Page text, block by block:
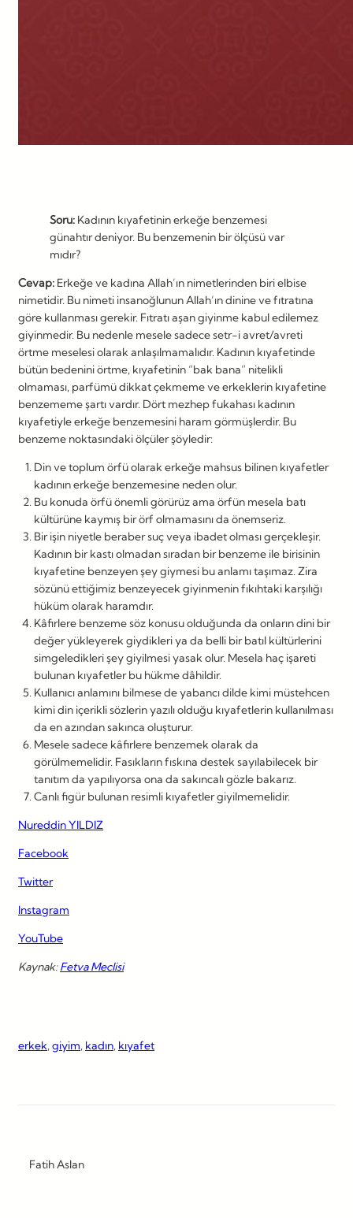
Soru: Kadının kıyafetinin erkeğe benzemesi
günahtır deniyor. Bu benzemenin bir ölçüsü var
mıdır?
Cevap: Erkeğe ve kadına Allah’ın nimetlerinden biri elbise
nimetidir. Bu nimeti insanoğlunun Allah’ın dinine ve fıtratına
göre kullanması gerekir. Fıtratı aşan giyinme kabul edilemez
giyinmedir. Bu nedenle mesele sadece setr-i avret/avreti
örtme meselesi olarak anlaşılmamalıdır. Kadının kıyafetinde
bütün bedenini örtme, kıyafetinin “bak bana” nitelikli
olmaması, parfümü dikkat çekmeme ve erkeklerin kıyafetine
benzememe şartı vardır. Dört mezhep fukahası kadının
kıyafetiyle erkeğe benzemesini haram görmüşlerdir. Bu
benzeme noktasındaki ölçüler şöyledir:
Din ve toplum örfü olarak erkeğe mahsus bilinen kıyafetler
kadının erkeğe benzemesine neden olur.
Bu konuda örfü önemli görürüz ama örfün mesela batı
kültürüne kaymış bir örf olmamasını da önemseriz.
Bir işin niyetle beraber suç veya ibadet olması gerçekleşir.
Kadının bir kastı olmadan sıradan bir benzeme ile birisinin
kıyafetine benzeyen şey giymesi bu anlamı taşımaz. Zira
sözünü ettiğimiz benzeyecek giyinmenin fıkıhtaki karşılığı
hüküm olarak haramdır.
Kâfirlere benzeme söz konusu olduğunda da onların dini bir
değer yükleyerek giydikleri ya da belli bir batıl kültürlerini
simgeledikleri şey giyilmesi yasak olur. Mesela haç işareti
bulunan kıyafetler bu hükme dâhildir.
Kullanıcı anlamını bilmese de yabancı dilde kimi müstehcen
kimi din içerikli sözlerin yazılı olduğu kıyafetlerin kullanılması
da en azından sakınca oluşturur.
Mesele sadece kâfirlere benzemek olarak da
görülmemelidir. Fasıkların fıskına destek sayılabilecek bir
tanıtım da yapılıyorsa ona da sakıncalı gözle bakarız.
Canlı figür bulunan resimli kıyafetler giyilmemelidir.
Nureddin YILDIZ
Facebook
Twitter
Instagram
YouTube
Kaynak:Fetva Meclisi
erkek, giyim, kadın, kıyafet
Fatih Aslan